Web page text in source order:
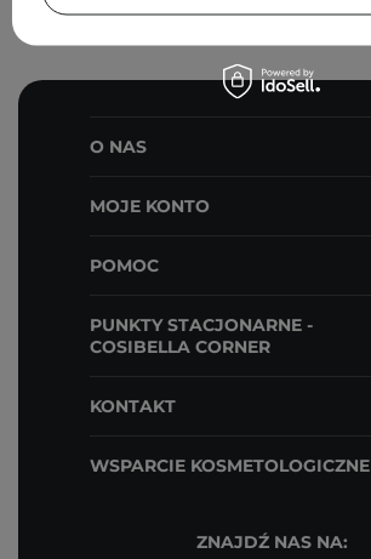
O NAS
MOJE KONTO
POMOC
PUNKTY STACJONARNE -
COSIBELLA CORNER
KONTAKT
WSPARCIE KOSMETOLOGICZNE
ZNAJDŹ NAS NA: